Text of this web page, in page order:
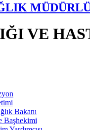
VE
Bakanı
Başhekimi